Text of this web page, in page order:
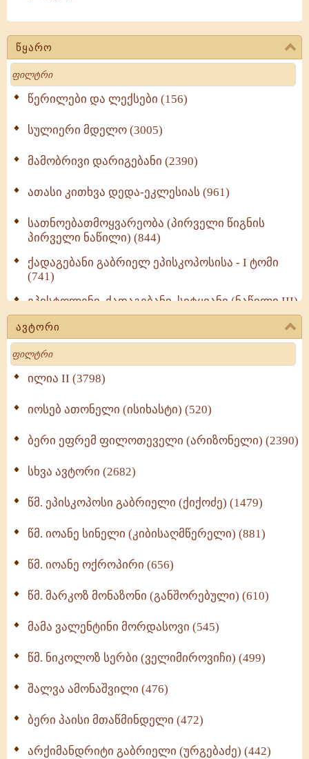
წყარო
Search
წერილები და ლექსები (156)
სულიერი მდელო (3005)
მამობრივი დარიგებანი (2390)
ათასი კითხვა დედა-ეკლესიას (961)
სათნოებათმოყვარეობა (პირველი წიგნის
პირველი ნაწილი) (844)
ქადაგებანი გაბრიელ ეპისკოპოსისა - I ტომი
(741)
ეპისტოლენი, ქადაგებანი, სიტყვანი (ნაწილი III)
(723)
მოძღვრის ძალზე სასარგებლო რჩევები
მრევლისათვის (545)
Wisdomge (514)
ქადაგებანი გაბრიელ ეპისკოპოსისა - II ტომი
სულიერი ცხოვრების სახელმძღვანელო -
ნაწილი II (369)
ავტორი
Search
ილია II (3798)
იოსებ ათონელი (ისიხასტი) (520)
ბერი ეფრემ ფილოთეველი (არიზონელი) (2390)
სხვა ავტორი (2682)
წმ. ეპისკოპოსი გაბრიელი (ქიქოძე) (1479)
წმ. იოანე სინელი (კიბისაღმწერელი) (881)
წმ. იოანე ოქროპირი (656)
წმ. მარკოზ მონაზონი (განშორებული) (610)
მამა ვალენტინი მორდასოვი (545)
წმ. ნიკოლოზ სერბი (ველიმიროვიჩი) (499)
შალვა ამონაშვილი (476)
ბერი პაისი მთაწმინდელი (472)
არქიმანდრიტი გაბრიელი (ურგებაძე) (442)